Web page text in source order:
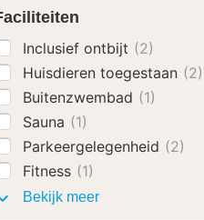
Inclusief ontbijt (2)
Huisdieren toegestaan (2)
Buitenzwembad (1)
Sauna (1)
Parkeergelegenheid (2)
Fitness (1)
Bekijk meerFaciliteiten